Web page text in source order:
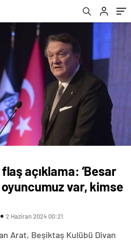
açıklama: ‘Besar
var, kimse
2 Haziran 2024 00:21
Arat, Beşiktaş Kulübü Divan